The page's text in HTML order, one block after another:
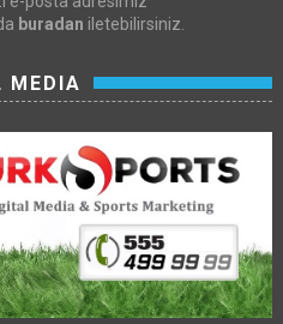
buradan iletebilirsiniz.
MEDIA